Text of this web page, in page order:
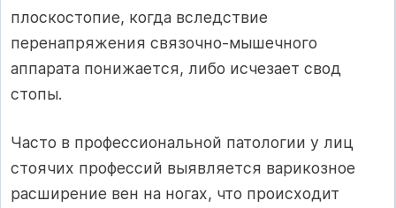
плоскостопие, когда вследствие
перенапряжения связочно-мышечного
аппарата понижается, либо исчезает свод
стопы.
Часто в профессиональной патологии у лиц
стоячих профессий выявляется варикозное
расширение вен на ногах, что происходит